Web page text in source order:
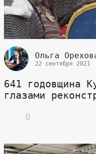
Ольга
22 сентября 2021
641 годовщина
глазами
0